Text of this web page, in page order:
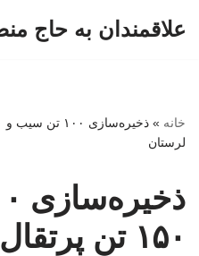
علاقمندان به حاج
خانه »
لرستان
۱۵۰ تن